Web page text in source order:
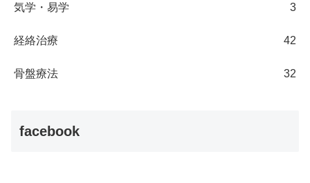
気学・易学 3
経絡治療 42
骨盤療法 32
facebook